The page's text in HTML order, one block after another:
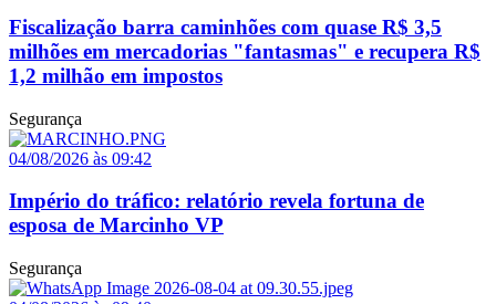
Fiscalização barra caminhões com quase R$ 3,5
milhões em mercadorias "fantasmas" e recupera R$
1,2 milhão em impostos
Segurança
04/08/2026 às 09:42
Império do tráfico: relatório revela fortuna de
esposa de Marcinho VP
Segurança